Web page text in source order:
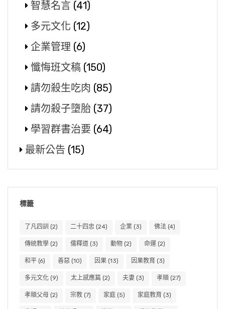
智慧名言 (41)
多元文化 (12)
企業管理 (6)
懺悔班文稿 (150)
請勿殺生吃肉 (85)
請勿殺子墮胎 (37)
學習群書治要 (64)
最新公告 (15)
標籤
了凡四訓 (2) 二十四忠 (24) 企業 (3) 佛法 (4)
傳統教學 (2) 儒釋道 (3) 動物 (2) 命運 (2)
和平 (6) 善惡 (10) 因果 (13) 因果教育 (3)
多元文化 (9) 太上感應篇 (2) 夫妻 (3) 孝順 (27)
孝順父母 (2) 宗教 (7) 家庭 (5) 家庭教育 (3)